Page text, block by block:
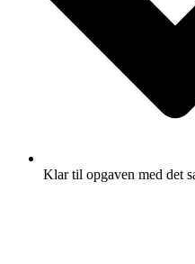
Klar til opgaven med det